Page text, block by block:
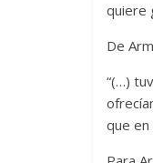
quiere
De
“(…)
que en